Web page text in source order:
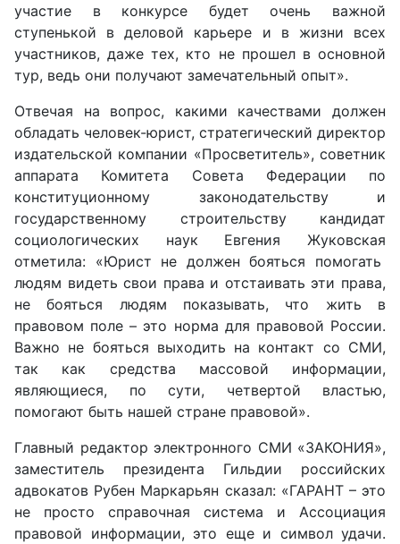
участие в конкурсе будет очень важной
ступенькой в деловой карьере и в жизни всех
участников, даже тех, кто не прошел в основной
тур, ведь они получают замечательный опыт».
Отвечая на вопрос, какими качествами должен
обладать человек-юрист, стратегический директор
издательской компании «Просветитель»,советник
аппарата Комитета Совета Федерации по
конституционному законодательству и
государственному строительству кандидат
социологических наук Евгения Жуковская
отметила: «Юрист не должен бояться помогать
людям видеть свои права и отстаивать эти права,
не бояться людям показывать, что жить в
правовом поле – это норма для правовой России.
Важно не бояться выходить на контакт со СМИ,
так как средства массовой информации,
являющиеся, по сути, четвертой властью,
помогают быть нашей стране правовой».
Главный редактор электронного СМИ «ЗАКОНИЯ»,
заместитель президента Гильдии российских
адвокатов Рубен Маркарьян сказал: «ГАРАНТ – это
не просто справочная система и Ассоциация
правовой информации, это еще и символ удачи.